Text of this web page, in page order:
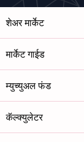
शेअर मार्केट
मार्केट गाईड
म्युच्युअल फंड
कॅल्क्युलेटर